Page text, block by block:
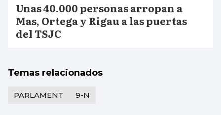
Unas 40.000 personas arropan a
Mas, Ortega y Rigau a las puertas
del TSJC
Temas relacionados
PARLAMENT 9-N